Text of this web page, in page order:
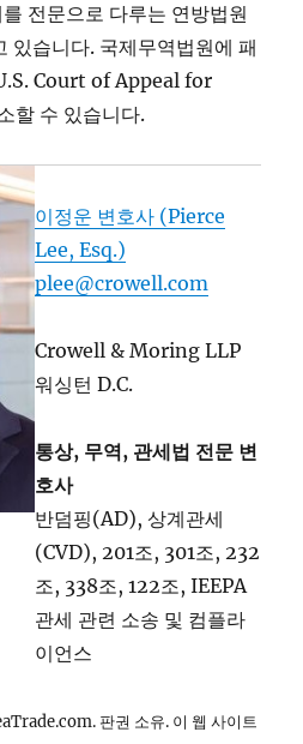
전문으로 다루는 연방법원
있습니다. 국제무역법원에 패
Court of Appeal for
할 수 있습니다.
이정운 변호사 (Pierce
Lee, Esq.)
plee@crowell.com
Crowell & Moring LLP
워싱턴 D.C.
통상, 무역, 관세법 전문 변
호사
반덤핑(AD), 상계관세
(CVD), 201조, 301조, 232
조, 338조, 122조, IEEPA
관세 관련 소송 및 컴플라
이언스
판권 소유. 이 웹 사이트